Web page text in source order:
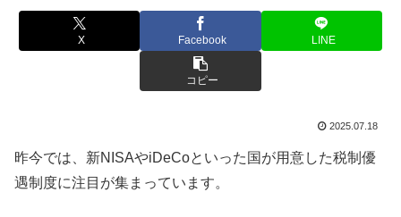
X Facebook LINE
コピー
2025.07.18
昨今では、新NISAやiDeCoといった国が用意した税制優
遇制度に注目が集まっています。